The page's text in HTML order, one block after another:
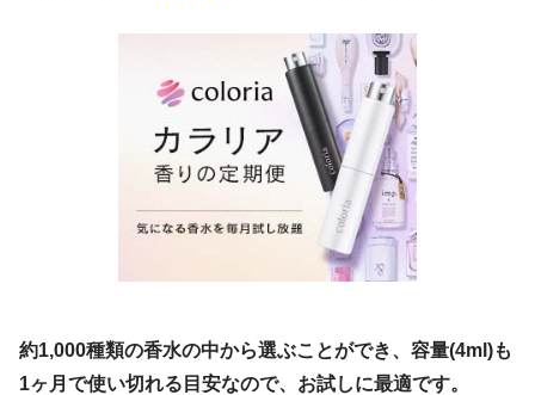
約1,000種類の香水の中から選ぶことができ、容量(4ml)も
1ヶ月で使い切れる目安なので、お試しに最適です。